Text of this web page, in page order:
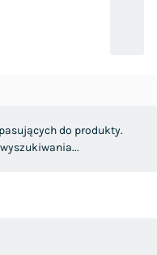
do produkty.